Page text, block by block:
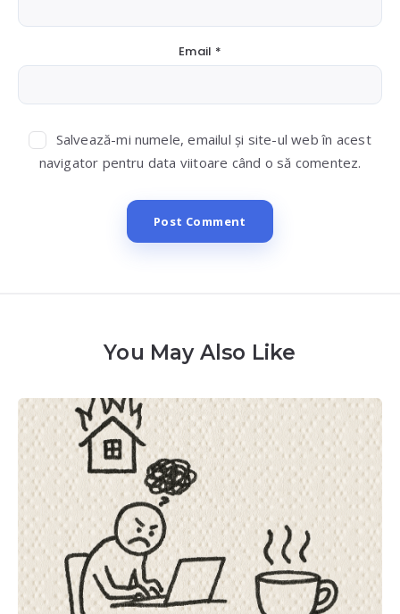
Email *
Salvează-mi numele, emailul și site-ul web în acest
navigator pentru data viitoare când o să comentez.
You May Also Like